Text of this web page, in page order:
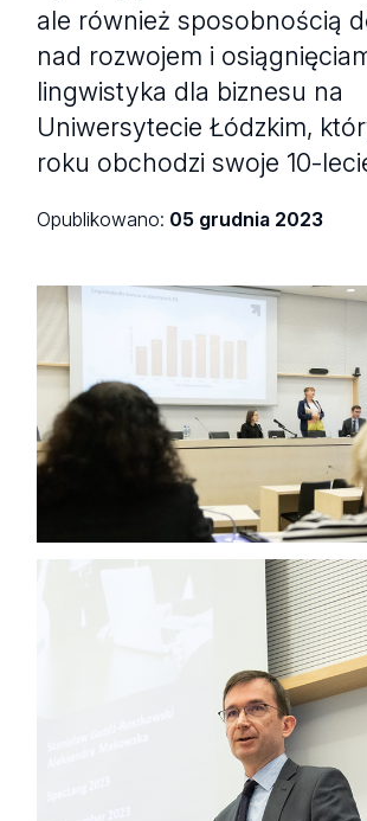
ale również sposobnością
nad rozwojem i
lingwistyka dla biznesu na
Uniwersytecie Łódzkim,
roku obchodzi swoje 10-
Opublikowano: 05 grudnia 2023